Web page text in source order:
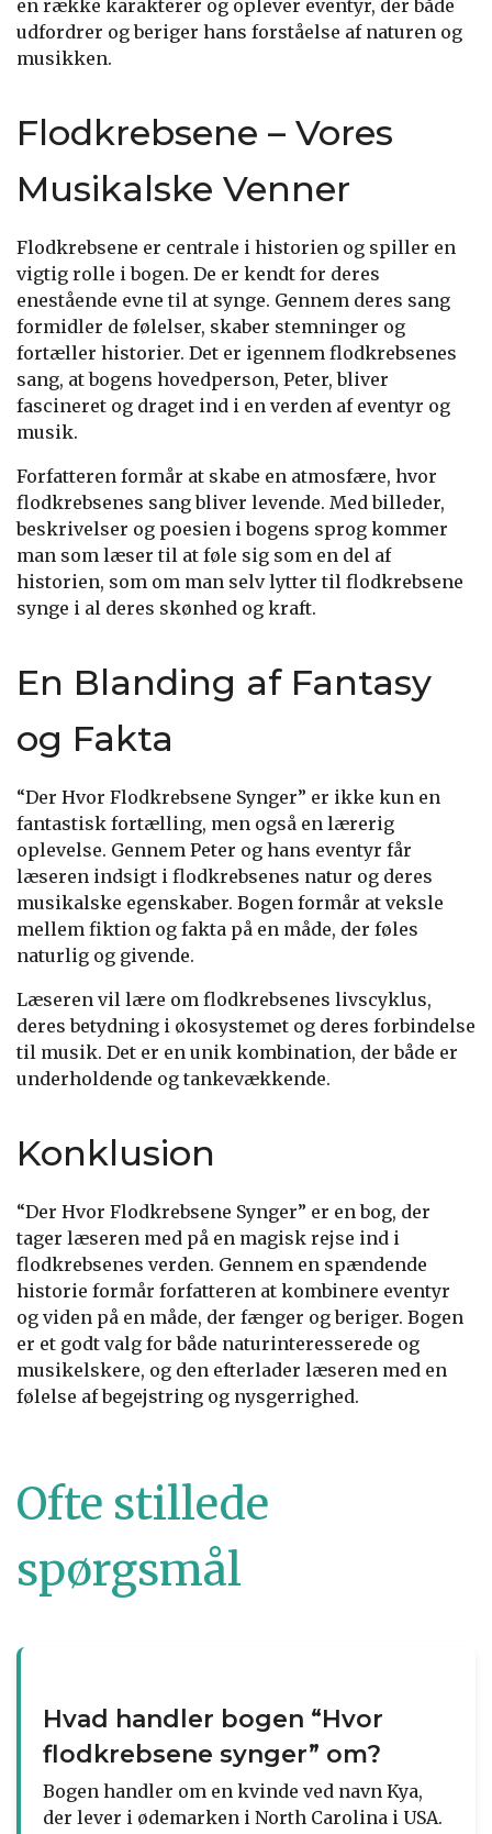
en række karakterer og oplever eventyr, der både
udfordrer og beriger hans forståelse af naturen og
musikken.
Flodkrebsene – Vores
Musikalske Venner
Flodkrebsene er centrale i historien og spiller en
vigtig rolle i bogen. De er kendt for deres
enestående evne til at synge. Gennem deres sang
formidler de følelser, skaber stemninger og
fortæller historier. Det er igennem flodkrebsenes
sang, at bogens hovedperson, Peter, bliver
fascineret og draget ind i en verden af eventyr og
musik.
Forfatteren formår at skabe en atmosfære, hvor
flodkrebsenes sang bliver levende. Med billeder,
beskrivelser og poesien i bogens sprog kommer
man som læser til at føle sig som en del af
historien, som om man selv lytter til flodkrebsene
synge i al deres skønhed og kraft.
En Blanding af Fantasy
og Fakta
“Der Hvor Flodkrebsene Synger” er ikke kun en
fantastisk fortælling, men også en lærerig
oplevelse. Gennem Peter og hans eventyr får
læseren indsigt i flodkrebsenes natur og deres
musikalske egenskaber. Bogen formår at veksle
mellem fiktion og fakta på en måde, der føles
naturlig og givende.
Læseren vil lære om flodkrebsenes livscyklus,
deres betydning i økosystemet og deres forbindelse
til musik. Det er en unik kombination, der både er
underholdende og tankevækkende.
Konklusion
“Der Hvor Flodkrebsene Synger” er en bog, der
tager læseren med på en magisk rejse ind i
flodkrebsenes verden. Gennem en spændende
historie formår forfatteren at kombinere eventyr
og viden på en måde, der fænger og beriger. Bogen
er et godt valg for både naturinteresserede og
musikelskere, og den efterlader læseren med en
følelse af begejstring og nysgerrighed.
Ofte stillede
spørgsmål
Hvad handler bogen “Hvor
flodkrebsene synger” om?
Bogen handler om en kvinde ved navn Kya,
der lever i ødemarken i North Carolina i USA.